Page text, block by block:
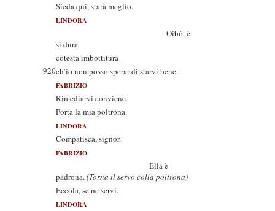
Sieda qui, starà meglio.
LINDORA
Oibò, è
sì dura
cotesta imbottitura
920ch’io non posso sperar di starvi bene.
FABRIZIO
Rimediarvi conviene.
Porta la mia poltrona.
LINDORA
Compatisca, signor.
FABRIZIO
Ella è
padrona.(Torna il servo colla poltrona)
Eccola, se ne servi.
LINDORA